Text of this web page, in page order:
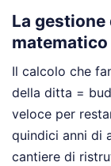
La
matematico
Il calcolo che
della ditta =
veloce per
quindici anni di
cantiere di